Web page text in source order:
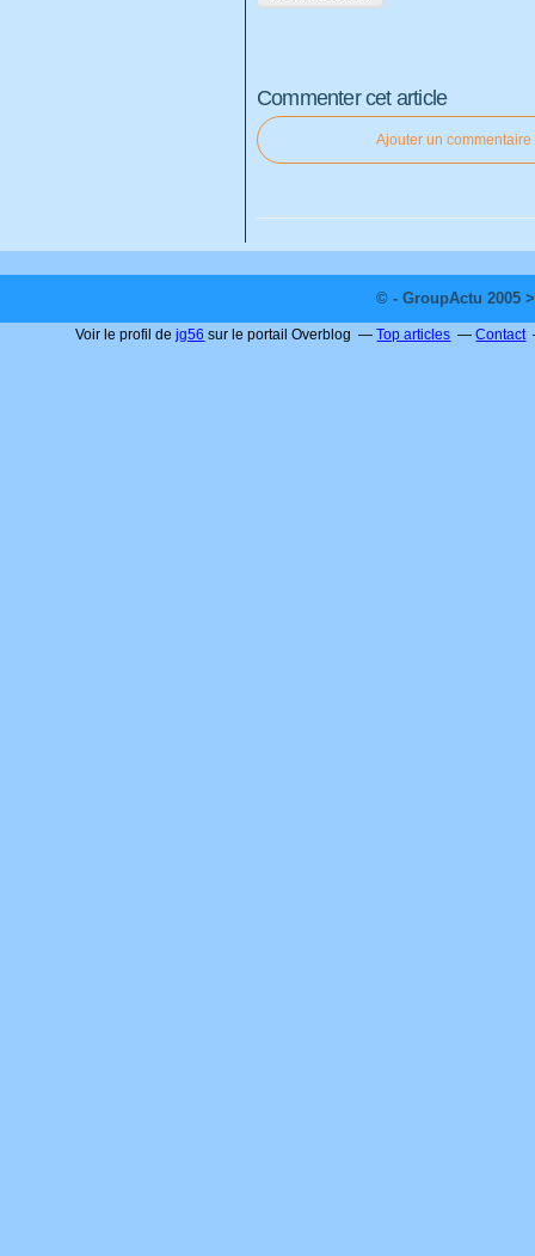
Commenter cet article
Ajouter un commentaire
© - GroupActu 2005
Voir le profil dejg56 sur le portail Overblog Top articles Contact